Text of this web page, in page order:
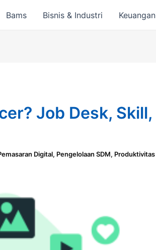
Bams Bisnis & Industri Keuangan
Job Desk, Skill,
Digital, Pengelolaan SDM, Produktivitas